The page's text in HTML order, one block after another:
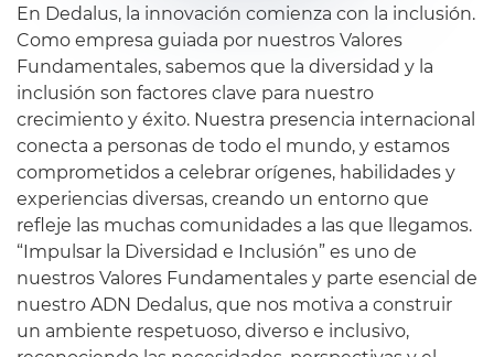
En Dedalus, la innovación comienza con la inclusión.
Como empresa guiada por nuestros Valores
Fundamentales, sabemos que la diversidad y la
inclusión son factores clave para nuestro
crecimiento y éxito. Nuestra presencia internacional
conecta a personas de todo el mundo, y estamos
comprometidos a celebrar orígenes, habilidades y
experiencias diversas, creando un entorno que
refleje las muchas comunidades a las que llegamos.
“Impulsar la Diversidad e Inclusión” es uno de
nuestros Valores Fundamentales y parte esencial de
nuestro ADN Dedalus, que nos motiva a construir
un ambiente respetuoso, diverso e inclusivo,